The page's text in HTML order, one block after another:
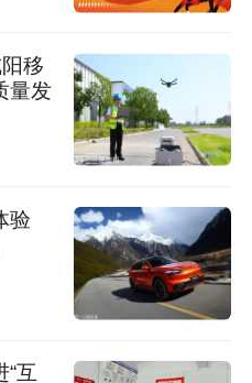
部署完毕后，沈乃营副
，全面质量管理覆盖诊
心在于人人有责、环
医务人员要主动适应新
。他着重阐释“病案为
兼顾效率”的工作理
的重要载体，其规范
移
量发
验
“互